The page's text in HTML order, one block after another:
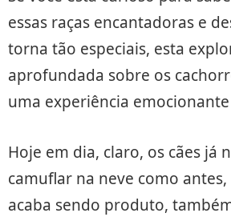
essas raças encantadoras e
torna tão especiais, esta
aprofundada sobre os
uma experiência
Hoje em dia, claro, os cães já
camuflar na neve como
acaba sendo produto,